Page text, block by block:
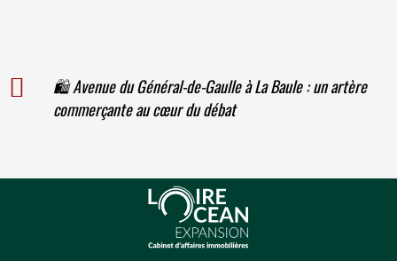
🛍️ Avenue du Général-de-Gaulle à La Baule : un artère
commerçante au cœur du débat